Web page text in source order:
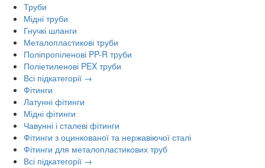
Труби
Мідні труби
Гнучкі шланги
Металопластикові труби
Поліпропіленові PP-R труби
Поліетиленові PEX труби
Всі підкатегорії →
Фітинги
Латунні фітинги
Мідні фітинги
Чавунні і сталеві фітинги
Фітинги з оцинкованої та нержавіючої сталі
Фітинги для металопластикових труб
Всі підкатегорії →